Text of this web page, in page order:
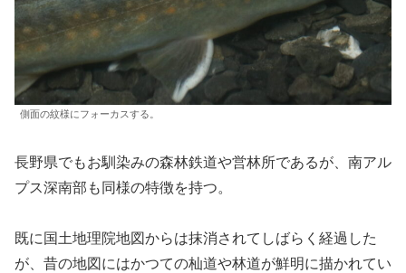
側面の紋様にフォーカスする。
長野県でもお馴染みの森林鉄道や営林所であるが、南アル
プス深南部も同様の特徴を持つ。
既に国土地理院地図からは抹消されてしばらく経過した
が、昔の地図にはかつての杣道や林道が鮮明に描かれてい